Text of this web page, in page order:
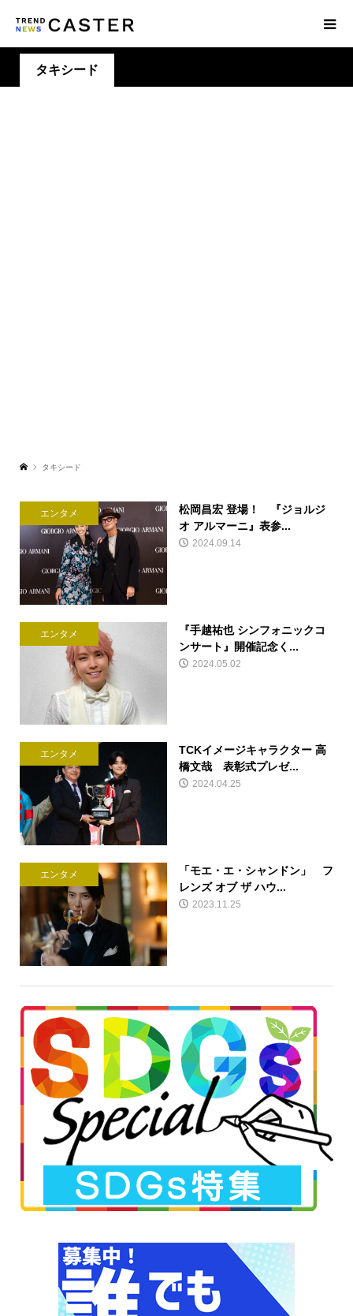
タキシード
タキシード
エンタメ
松岡昌宏 登場！ 『ジョルジ
オ アルマーニ』表参...
2024.09.14
エンタメ
『手越祐也 シンフォニックコ
ンサート』開催記念く...
2024.05.02
エンタメ
TCKイメージキャラクター 高
橋文哉 表彰式プレゼ...
2024.04.25
エンタメ
「モエ・エ・シャンドン」 フ
レンズ オブ ザ ハウ...
2023.11.25